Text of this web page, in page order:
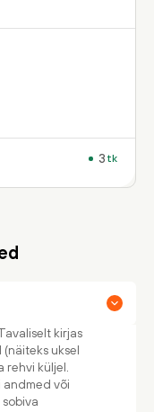
3 tk
kirjas
uksel
rehvi küljel.
andmed või